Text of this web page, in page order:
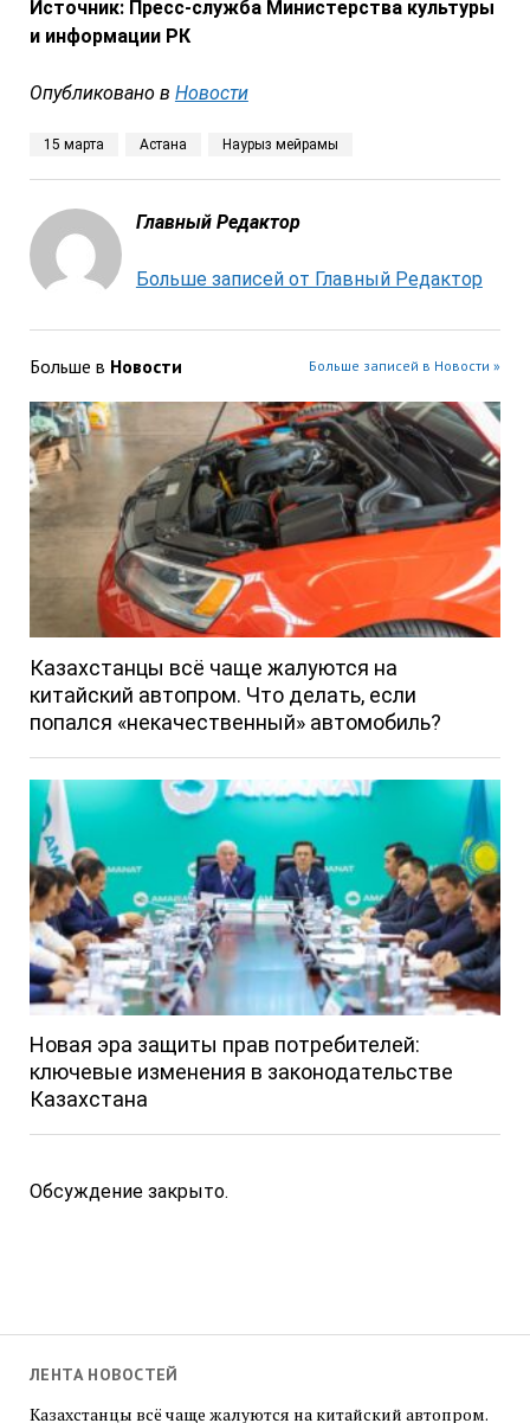
Источник: Пресс-служба Министерства культуры
и информации РК
Опубликовано в Новости
15 марта Астана Наурыз мейрамы
Главный Редактор
Больше записей от Главный Редактор
Больше в Новости Больше записей в Новости »
Казахстанцы всё чаще жалуются на
китайский автопром. Что делать, если
попался «некачественный» автомобиль?
Новая эра защиты прав потребителей:
ключевые изменения в законодательстве
Казахстана
Обсуждение закрыто.
ЛЕНТА НОВОСТЕЙ
Казахстанцы всё чаще жалуются на китайский автопром.